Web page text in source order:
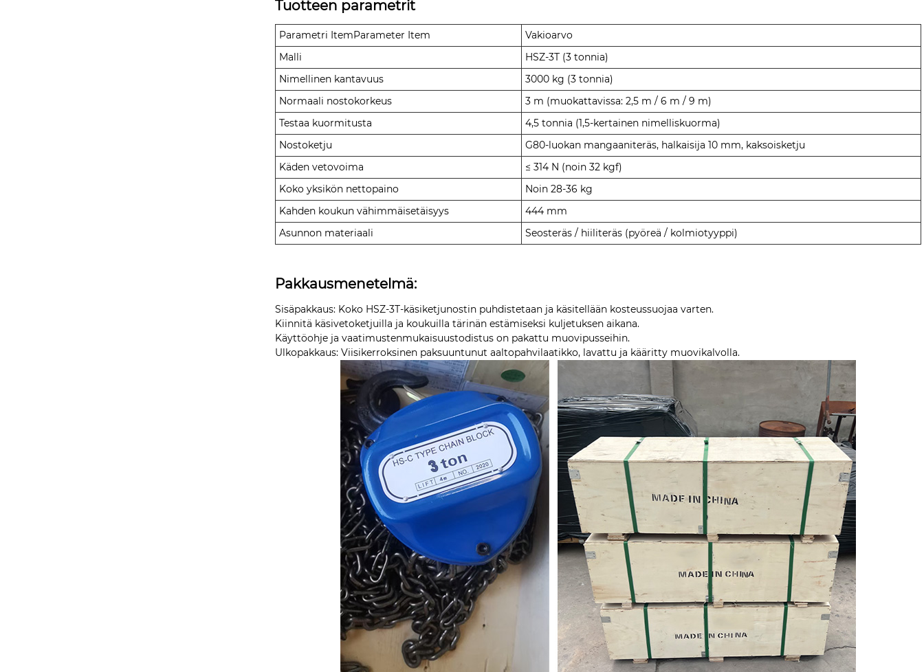
Tuotteen parametrit
Parametri ItemParameter Item
Vakioarvo
Malli
HSZ-3T (3 tonnia)
Nimellinen kantavuus
3000 kg (3 tonnia)
Normaali nostokorkeus
3 m (muokattavissa: 2,5 m / 6 m / 9 m)
Testaa kuormitusta
4,5 tonnia (1,5-kertainen nimelliskuorma)
Nostoketju
G80-luokan mangaaniteräs, halkaisija 10 mm, kaksoisketju
Käden vetovoima
≤ 314 N (noin 32 kgf)
Koko yksikön nettopaino
Noin 28-36 kg
Kahden koukun vähimmäisetäisyys
444 mm
Asunnon materiaali
Seosteräs / hiiliteräs (pyöreä / kolmiotyyppi)
Pakkausmenetelmä:
Sisäpakkaus: Koko HSZ-3T-käsiketjunostin puhdistetaan ja käsitellään kosteussuojaa varten.
Kiinnitä käsivetoketjuilla ja koukuilla tärinän estämiseksi kuljetuksen aikana.
Käyttöohje ja vaatimustenmukaisuustodistus on pakattu muovipusseihin.
Ulkopakkaus: Viisikerroksinen paksuuntunut aaltopahvilaatikko, lavattu ja kääritty muovikalvolla.